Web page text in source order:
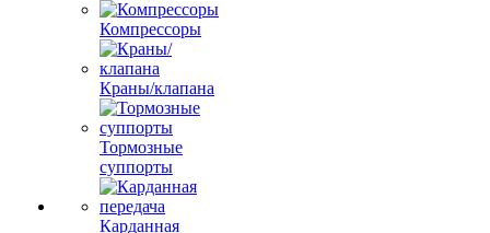
Компрессоры
Краны/клапана
Тормозные
суппорты
Карданная